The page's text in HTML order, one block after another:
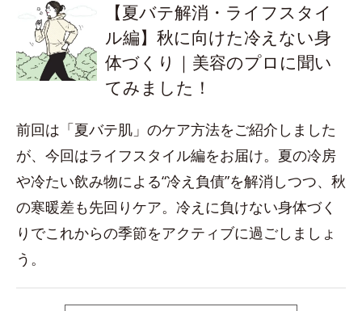
【夏バテ解消・ライフスタイ
ル編】秋に向けた冷えない身
体づくり｜美容のプロに聞い
てみました！
前回は「夏バテ肌」のケア方法をご紹介しました
が、今回はライフスタイル編をお届け。夏の冷房
や冷たい飲み物による“冷え負債”を解消しつつ、秋
の寒暖差も先回りケア。冷えに負けない身体づく
りでこれからの季節をアクティブに過ごしましょ
う。